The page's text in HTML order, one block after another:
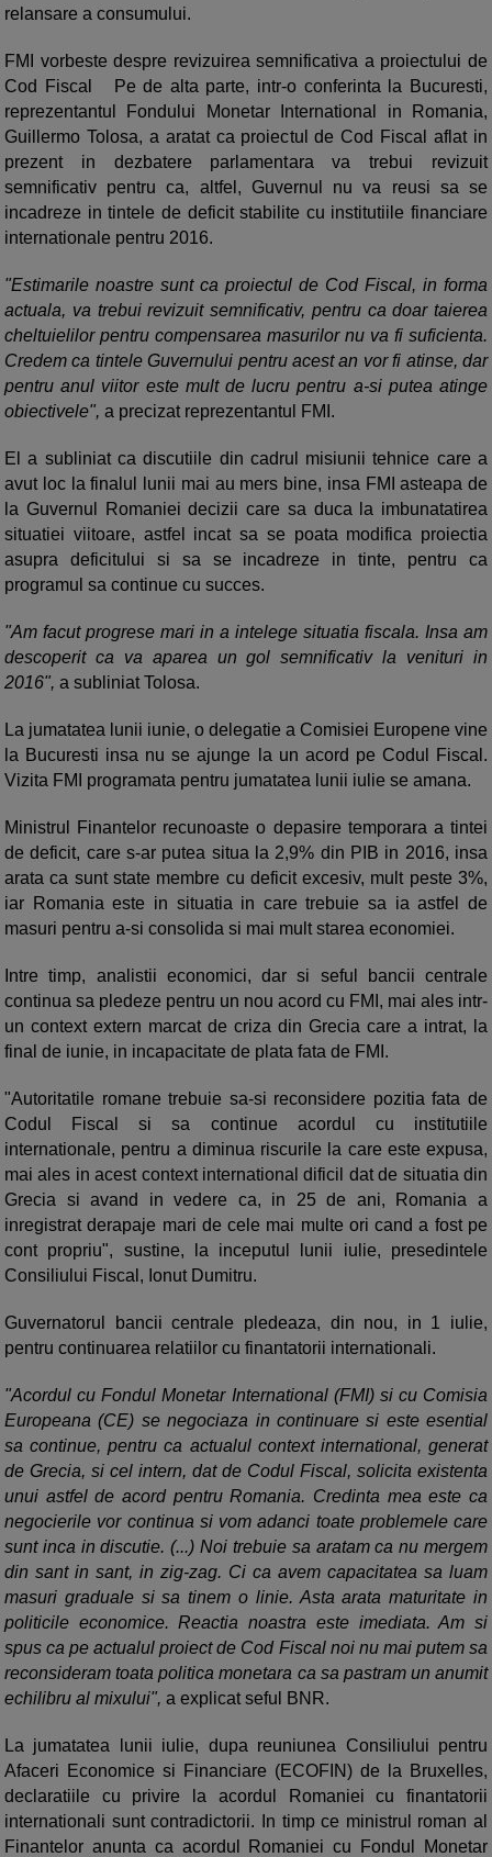
relansare a consumului.
FMI vorbeste despre revizuirea semnificativa a proiectului de
Cod Fiscal
Pe de alta parte, intr-o conferinta la Bucuresti,
reprezentantul Fondului Monetar International in Romania,
Guillermo Tolosa, a aratat ca proiectul de Cod Fiscal aflat in
prezent in dezbatere parlamentara va trebui revizuit
semnificativ pentru ca, altfel, Guvernul nu va reusi sa se
incadreze in tintele de deficit stabilite cu institutiile financiare
internationale pentru 2016.
"Estimarile noastre sunt ca proiectul de Cod Fiscal, in forma
actuala, va trebui revizuit semnificativ, pentru ca doar taierea
cheltuielilor pentru compensarea masurilor nu va fi suficienta.
Credem ca tintele Guvernului pentru acest an vor fi atinse, dar
pentru anul viitor este mult de lucru pentru a-si putea atinge
obiectivele", a precizat reprezentantul FMI.
El a subliniat ca discutiile din cadrul misiunii tehnice care a
avut loc la finalul lunii mai au mers bine, insa FMI asteapa de
la Guvernul Romaniei decizii care sa duca la imbunatatirea
situatiei viitoare, astfel incat sa se poata modifica proiectia
asupra deficitului si sa se incadreze in tinte, pentru ca
programul sa continue cu succes.
"Am facut progrese mari in a intelege situatia fiscala. Insa am
descoperit ca va aparea un gol semnificativ la venituri in
2016", a subliniat Tolosa.
La jumatatea lunii iunie, o delegatie a Comisiei Europene vine
la Bucuresti insa nu se ajunge la un acord pe Codul Fiscal.
Vizita FMI programata pentru jumatatea lunii iulie se amana.
Ministrul Finantelor recunoaste o depasire temporara a tintei
de deficit, care s-ar putea situa la 2,9% din PIB in 2016, insa
arata ca sunt state membre cu deficit excesiv, mult peste 3%,
iar Romania este in situatia in care trebuie sa ia astfel de
masuri pentru a-si consolida si mai mult starea economiei.
Intre timp, analistii economici, dar si seful bancii centrale
continua sa pledeze pentru un nou acord cu FMI, mai ales intr-
un context extern marcat de criza din Grecia care a intrat, la
final de iunie, in incapacitate de plata fata de FMI.
"Autoritatile romane trebuie sa-si reconsidere pozitia fata de
Codul Fiscal si sa continue acordul cu institutiile
internationale, pentru a diminua riscurile la care este expusa,
mai ales in acest context international dificil dat de situatia din
Grecia si avand in vedere ca, in 25 de ani, Romania a
inregistrat derapaje mari de cele mai multe ori cand a fost pe
cont propriu", sustine, la inceputul lunii iulie, presedintele
Consiliului Fiscal, Ionut Dumitru.
Guvernatorul bancii centrale pledeaza, din nou, in 1 iulie,
pentru continuarea relatiilor cu finantatorii internationali.
"Acordul cu Fondul Monetar International (FMI) si cu Comisia
Europeana (CE) se negociaza in continuare si este esential
sa continue, pentru ca actualul context international, generat
de Grecia, si cel intern, dat de Codul Fiscal, solicita existenta
unui astfel de acord pentru Romania. Credinta mea este ca
negocierile vor continua si vom adanci toate problemele care
sunt inca in discutie. (...) Noi trebuie sa aratam ca nu mergem
din sant in sant, in zig-zag. Ci ca avem capacitatea sa luam
masuri graduale si sa tinem o linie. Asta arata maturitate in
politicile economice. Reactia noastra este imediata. Am si
spus ca pe actualul proiect de Cod Fiscal noi nu mai putem sa
reconsideram toata politica monetara ca sa pastram un anumit
echilibru al mixului", a explicat seful BNR.
La jumatatea lunii iulie, dupa reuniunea Consiliului pentru
Afaceri Economice si Financiare (ECOFIN) de la Bruxelles,
declaratiile cu privire la acordul Romaniei cu finantatorii
internationali sunt contradictorii. In timp ce ministrul roman al
Finantelor anunta ca acordul Romaniei cu Fondul Monetar